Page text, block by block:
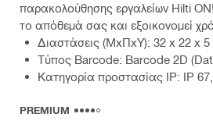
παρακολούθησης εργαλείων Hilti
το απόθεμά σας και εξοικονομεί
Διαστάσεις (ΜxΠxΥ): 32 x 22 x 5
Τύπος Barcode: Barcode 2D
Κατηγορία προστασίας IP: IP
PREMIUM